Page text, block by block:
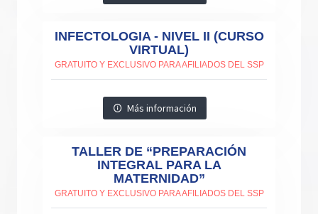
INFECTOLOGIA - NIVEL II (CURSO
VIRTUAL)
GRATUITO Y EXCLUSIVO PARA AFILIADOS DEL SSP
Más información
TALLER DE “PREPARACIÓN
INTEGRAL PARA LA
MATERNIDAD”
GRATUITO Y EXCLUSIVO PARA AFILIADOS DEL SSP